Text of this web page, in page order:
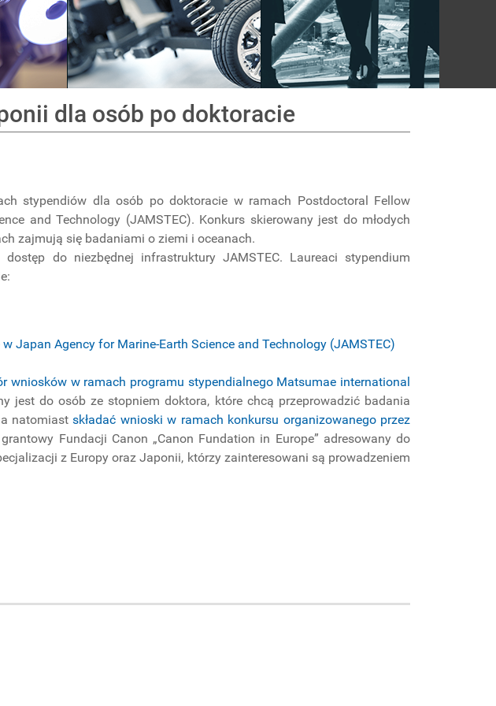
dla osób po doktoracie
stypendiów dla osób po doktoracie w ramach Postdoctoral Fellow
and Technology (JAMSTEC). Konkurs skierowany jest do młodych
zajmują się badaniami o ziemi i oceanach.
do niezbędnej infrastruktury JAMSTEC. Laureaci stypendium
Japan Agency for Marine-Earth Science and Technology (JAMSTEC)
wniosków w ramach programu stypendialnego Matsumae international
jest do osób ze stopniem doktora, które chcą przeprowadzić badania
natomiastskładać wnioski w ramach konkursu organizowanego przez
Fundacji Canon „Canon Fundation in Europe” adresowany do
z Europy oraz Japonii, którzy zainteresowani są prowadzeniem